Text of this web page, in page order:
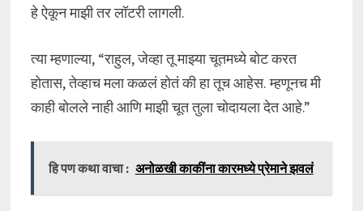
हे ऐकून माझी तर लॉटरी लागली.
त्या म्हणाल्या, “राहुल, जेव्हा तू माझ्या चूतमध्ये बोट करत
होतास, तेव्हाच मला कळलं होतं की हा तूच आहेस. म्हणूनच मी
काही बोलले नाही आणि माझी चूत तुला चोदायला देत आहे.”
हि पण कथा वाचा : अनोळखी काकींना कारमध्ये प्रेमाने झवलं